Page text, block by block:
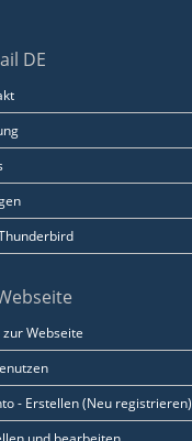
DE
Webseite
- Erstellen (Neu registrieren)